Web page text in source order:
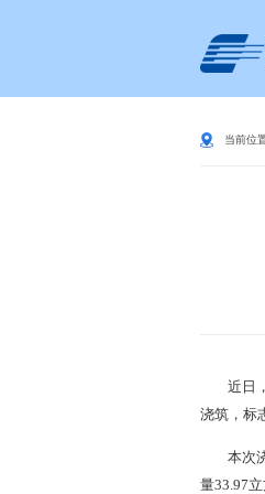
当前位
近日
浇筑，标
本次
量33.97